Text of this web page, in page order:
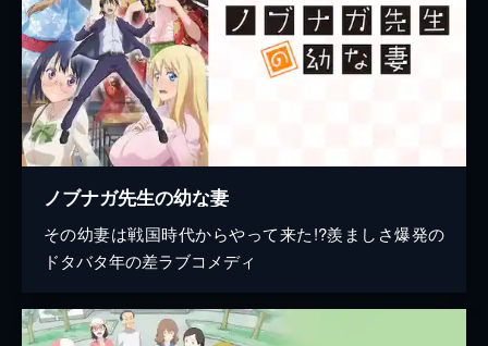
ノブナガ先生の幼な妻
その幼妻は戦国時代からやって来た!?羨ましさ爆発の
ドタバタ年の差ラブコメディ